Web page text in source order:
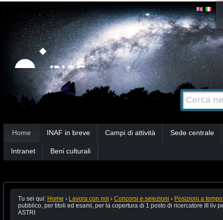
Strumenti
personali
Salta
contenuti.
|
Salta
alla
navigazione
Cerca nel
Ricerca
avanzata…
Home INAF in breve Campi di attività Sede centrale
Intranet Beni culturali
Tu sei qui: Home › Lavora con noi › Concorsi e selezioni › Posizioni a
pubblico, per titoli ed esami, per la copertura di 1 posto di ricercatore III liv
ASTRI